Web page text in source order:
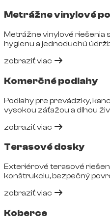
Metrážne vinylové
Metrážne vinylové riešenia
hygienu a jednoduchú
zobraziť viac
Komerčné podlahy
Podlahy pre prevádzky,
vysokou záťažou a dlhou
zobraziť viac
Terasové dosky
Exteriérové terasové
konštrukciu, bezpečný
zobraziť viac
Koberce